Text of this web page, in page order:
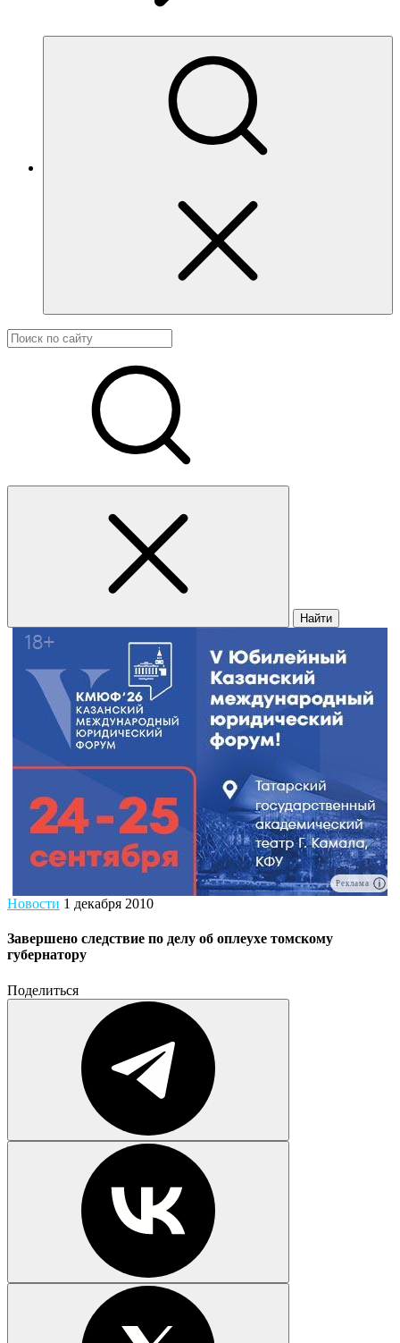
Найти
Реклама
Новости 1 декабря 2010
Завершено следствие по делу об оплеухе томскому
губернатору
Поделиться